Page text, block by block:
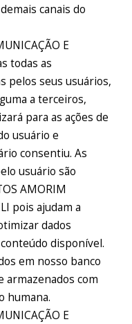
canais do
E
todas as
pelos seus usuários,
a terceiros,
para as ações de
usuário e
consentiu. As
usuário são
AMORIM
pois ajudam a
dados
disponível.
em nosso banco
armazenados com
humana.
E